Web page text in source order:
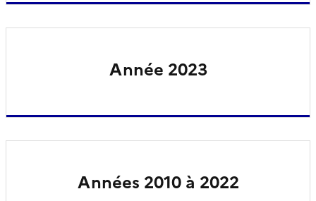
Année 2023
Années 2010 à 2022